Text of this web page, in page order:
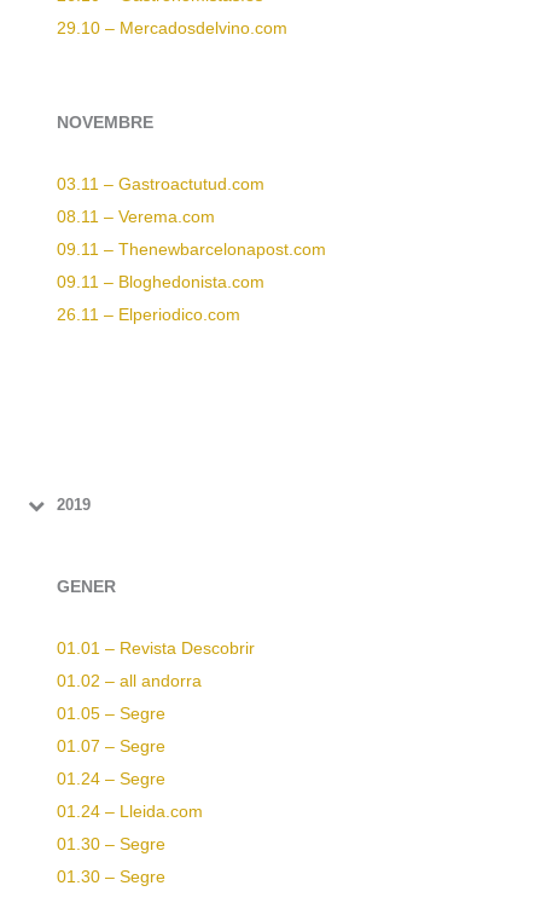
29.10 – Mercadosdelvino.com
NOVEMBRE
03.11 – Gastroactutud.com
08.11 – Verema.com
09.11 – Thenewbarcelonapost.com
09.11 – Bloghedonista.com
26.11 – Elperiodico.com
2019
GENER
01.01 – Revista Descobrir
01.02 – all andorra
01.05 – Segre
01.07 – Segre
01.24 – Segre
01.24 – Lleida.com
01.30 – Segre
01.30 – Segre